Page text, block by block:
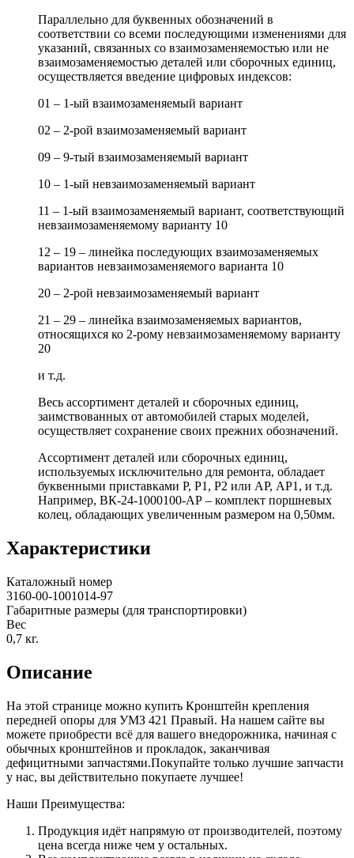
Параллельно для буквенных обозначений в
соответствии со всеми последующими изменениями для
указаний, связанных со взаимозаменяемостью или не
взаимозаменяемостью деталей или сборочных единиц,
осуществляется введение цифровых индексов:
01 – 1-ый взаимозаменяемый вариант
02 – 2-рой взаимозаменяемый вариант
09 – 9-тый взаимозаменяемый вариант
10 – 1-ый невзаимозаменяемый вариант
11 – 1-ый взаимозаменяемый вариант, соответствующий
невзаимозаменяемому варианту 10
12 – 19 – линейка последующих взаимозаменяемых
вариантов невзаимозаменяемого варианта 10
20 – 2-рой невзаимозаменяемый вариант
21 – 29 – линейка взаимозаменяемых вариантов,
относящихся ко 2-рому невзаимозаменяемому варианту
20
и т.д.
Весь ассортимент деталей и сборочных единиц,
заимствованных от автомобилей старых моделей,
осуществляет сохранение своих прежних обозначений.
Ассортимент деталей или сборочных единиц,
используемых исключительно для ремонта, обладает
буквенными приставками Р, Р1, Р2 или АР, АР1, и т.д.
Например, ВК-24-1000100-АР – комплект поршневых
колец, обладающих увеличенным размером на 0,50мм.
Характеристики
Каталожный номер
3160-00-1001014-97
Габаритные размеры (для транспортировки)
Вес
0,7 кг.
Описание
На этой странице можно купить Кронштейн крепления
передней опоры для УМЗ 421 Правый. На нашем сайте вы
можете приобрести всё для вашего внедорожника, начиная с
обычных кронштейнов и прокладок, заканчивая
дефицитными запчастями.Покупайте только лучшие запчасти
у нас, вы действительно покупаете лучшее!
Наши Преимущества:
Продукция идёт напрямую от производителей, поэтому
цена всегда ниже чем у остальных.